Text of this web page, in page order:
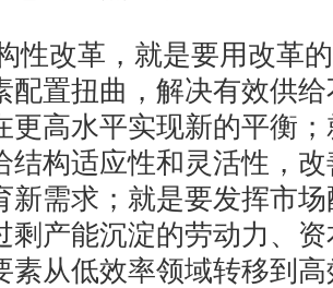
性改革，就是要用改革
配置扭曲，解决有效供
更高水平实现新的平衡
结构适应性和灵活性，
新需求；就是要发挥市
剩产能沉淀的劳动力、
素从低效率领域转移到